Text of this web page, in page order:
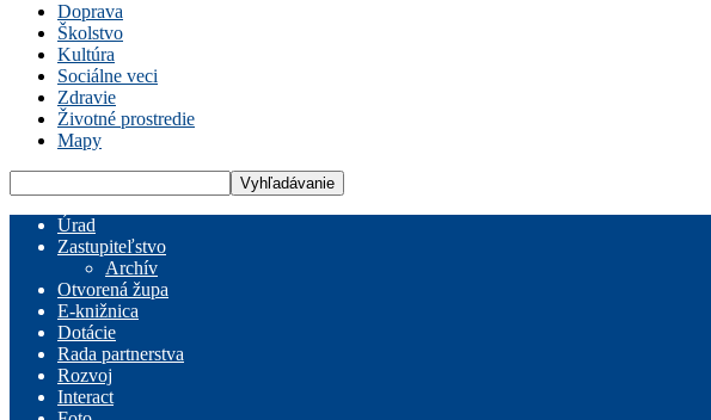
Doprava
Školstvo
Kultúra
Sociálne veci
Zdravie
Životné prostredie
Mapy
Úrad
Zastupiteľstvo
Archív
Otvorená župa
E-knižnica
Dotácie
Rada partnerstva
Rozvoj
Interact